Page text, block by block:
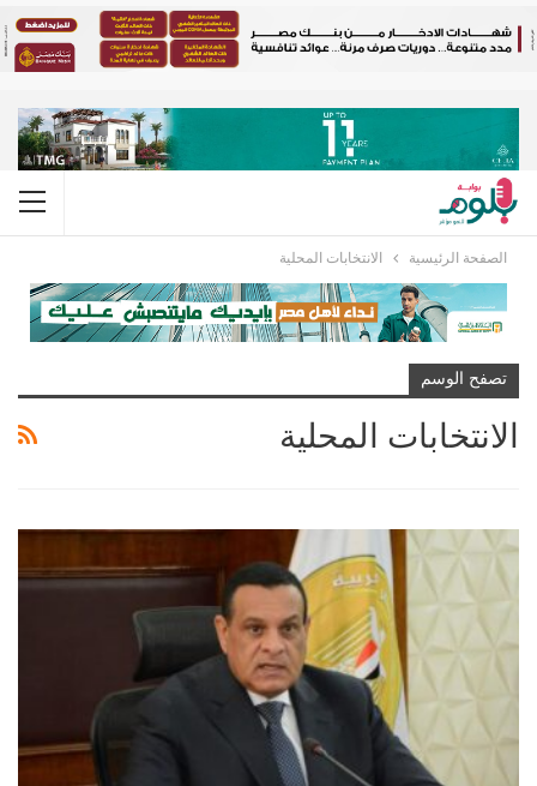
الصفحة الرئيسية الانتخابات المحلية
تصفح الوسم
الانتخابات المحلية